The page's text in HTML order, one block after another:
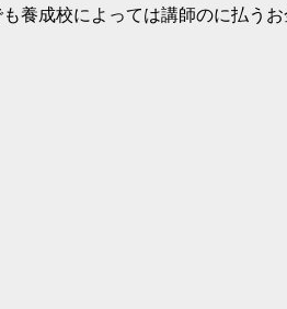
養成校によっては講師のに払う